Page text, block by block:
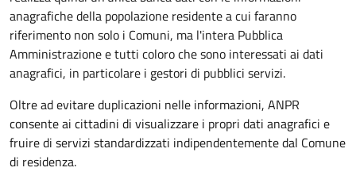
anagrafiche della popolazione residente a cui faranno
riferimento non solo i Comuni, ma l'intera Pubblica
Amministrazione e tutti coloro che sono interessati ai dati
anagrafici, in particolare i gestori di pubblici servizi.
Oltre ad evitare duplicazioni nelle informazioni, ANPR
consente ai cittadini di visualizzare i propri dati anagrafici e
fruire di servizi standardizzati indipendentemente dal Comune
di residenza.